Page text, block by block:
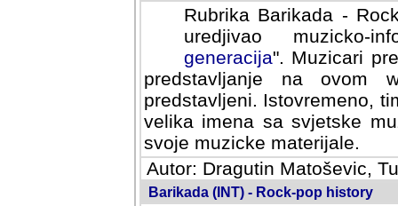
Rubrika Barikada -
uredjivao muzicko-
Muzicari predstavljeni u
na ovom web portalu
Istovremeno, tim nacinom
sa svjetske muzicke scene
materijale.
Autor: Dragutin Matoševic,
Barikada (INT) - Rock-pop history